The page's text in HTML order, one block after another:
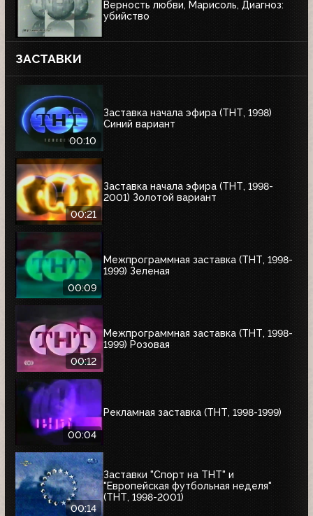
Верность любви, Марисоль, Диагноз:
убийство
ЗАСТАВКИ
00:10
Заставка начала эфира (ТНТ, 1998)
Синий вариант
00:21
Заставка начала эфира (ТНТ, 1998-
2001) Золотой вариант
00:09
Межпрограммная заставка (ТНТ, 1998-
1999) Зеленая
00:12
Межпрограммная заставка (ТНТ, 1998-
1999) Розовая
00:04
Рекламная заставка (ТНТ, 1998-1999)
00:14
Заставки "Спорт на ТНТ" и
"Европейская футбольная неделя"
(ТНТ, 1998-2001)